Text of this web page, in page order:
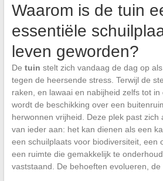
Waarom is de tuin
essentiële
leven geworden?
De tuin stelt zich vandaag de dag op
tegen de heersende stress. Terwijl de
raken, en lawaai en nabijheid zelfs tot in
wordt de beschikking over een
herwonnen vrijheid. Deze plek past zich
van ieder aan: het kan dienen als een
een schuilplaats voor biodiversiteit, een
een ruimte die gemakkelijk te
vaststaand. De behoeften evolueren, de